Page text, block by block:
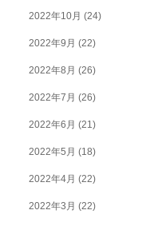
2022年10月 (24)
2022年9月 (22)
2022年8月 (26)
2022年7月 (26)
2022年6月 (21)
2022年5月 (18)
2022年4月 (22)
2022年3月 (22)